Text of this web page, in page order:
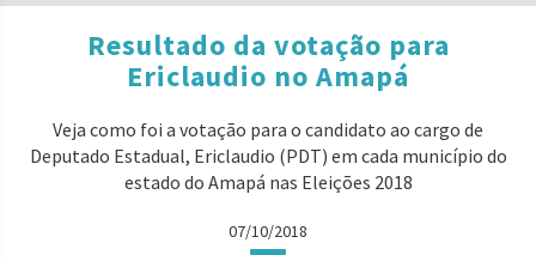
Resultado da votação para
Ericlaudio no Amapá
Veja como foi a votação para o candidato ao cargo de
Deputado Estadual, Ericlaudio (PDT) em cada município do
estado do Amapá nas Eleições 2018
07/10/2018